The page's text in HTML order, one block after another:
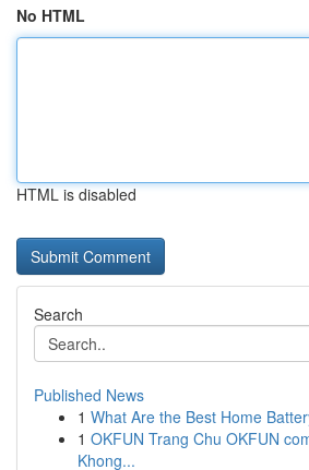
No HTML
HTML is disabled
Search
Published News
1 What Are the Best Home
1 OKFUN Trang Chu OKFUN
Khong...